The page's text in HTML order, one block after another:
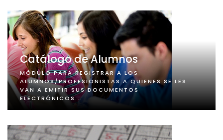
Catálogo de Alumnos
MÓDULO PARA REGISTRAR A LOS
ALUMNOS/PROFESIONISTAS A QUIENES SE LES
VAN A EMITIR SUS DOCUMENTOS
ELECTRÓNICOS...